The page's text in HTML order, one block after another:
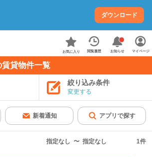
ダウンロード
お気に入り 閲覧履歴 お知らせ マイページ
貸物件一覧
絞り込み条件
変更する
新着通知 アプリで探す
指定なし 〜 指定なし 1件